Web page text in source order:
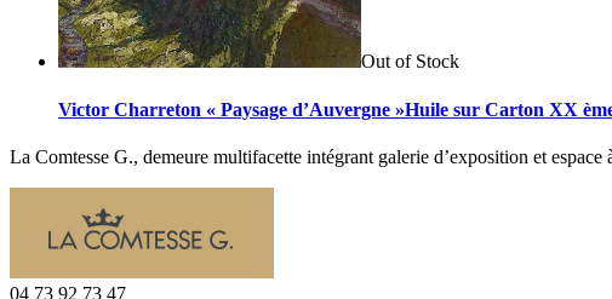
Out of Stock
Victor Charreton « Paysage d’Auvergne »Huile sur Carton XX
La Comtesse G., demeure multifacette intégrant galerie d’exposition et
04 73 92 73 47